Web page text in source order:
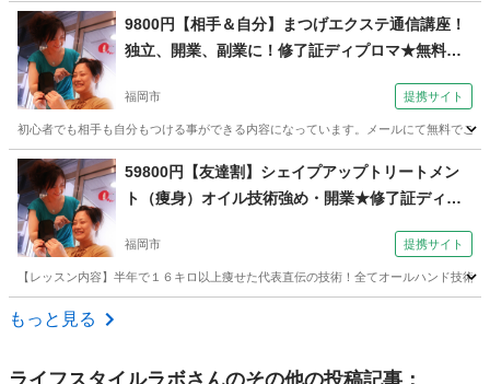
福岡 福岡市 マッサージ
9800円【相手＆自分】まつげエクステ通信講座！
独立、開業、副業に！修了証ディプロマ★無料質
岡校）
福岡市 提携サイト
初心者でも相手も自分もつける事ができる内容になっています。メールにて無料でご
福岡 福岡市 メイク
59800円【友達割】シェイプアップトリートメン
ト（痩身）オイル技術強め・開業★修了証ディプ
校）
福岡市 提携サイト
【レッスン内容】半年で１６キロ以上痩せた代表直伝の技術！全てオールハンド技
福岡 福岡市
もっと見る
ライフスタイルラボさんのその他の投稿記事：